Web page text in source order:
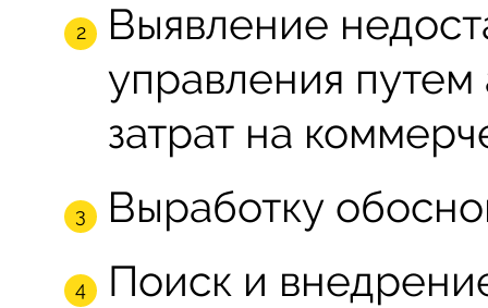
Выявление
управления
затрат на
Выработку
Поиск и